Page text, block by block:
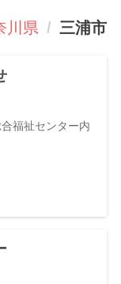
川県 三浦市
福祉センター内